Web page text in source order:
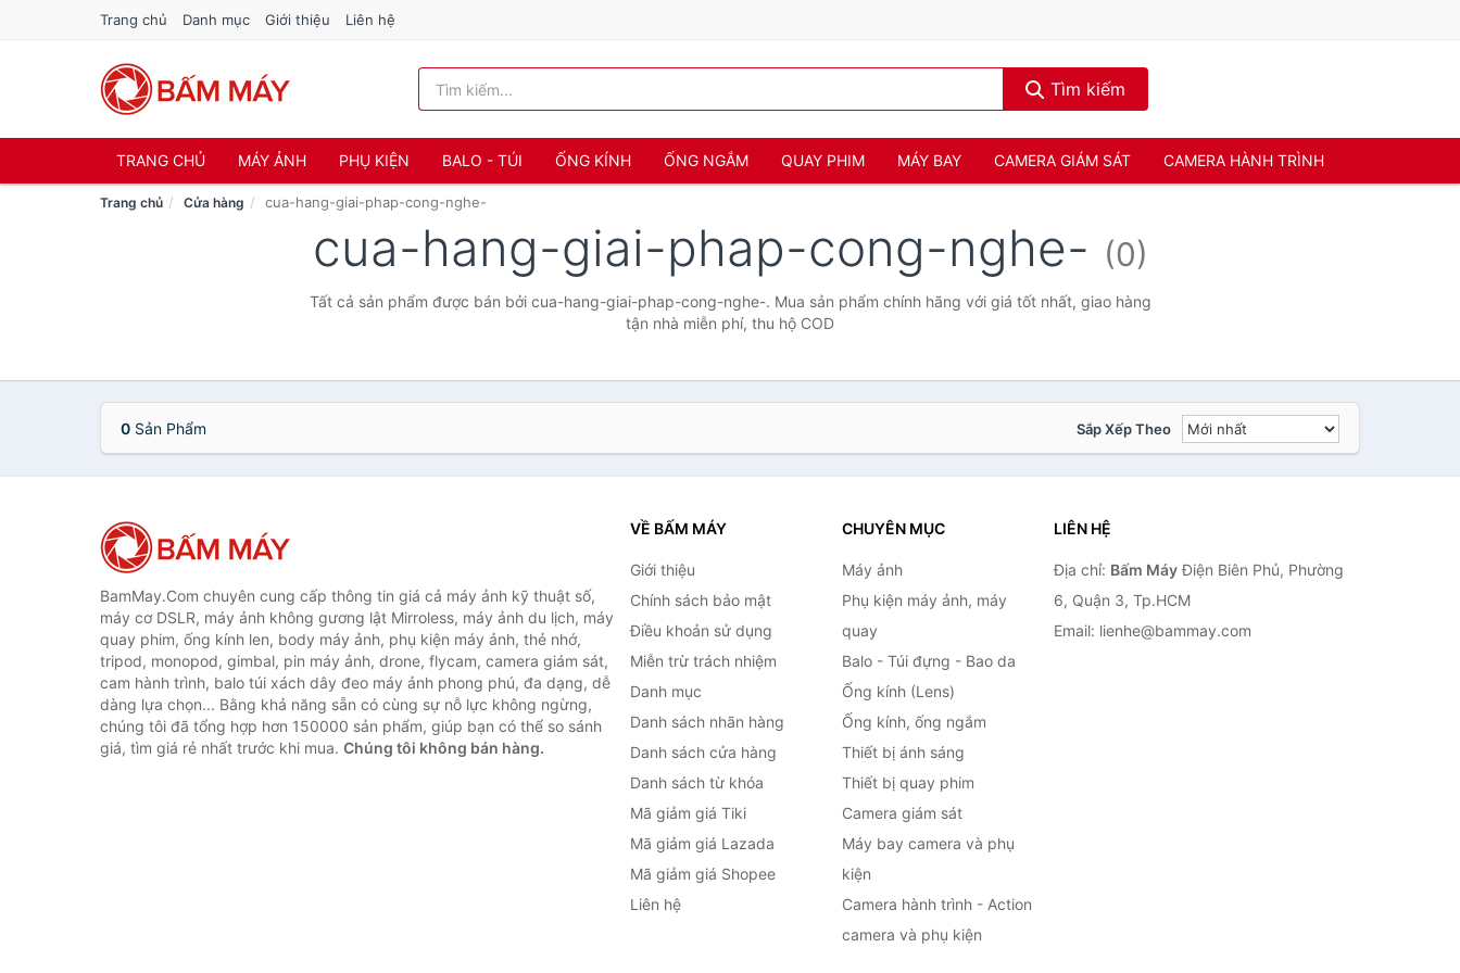
Trang chủ Danh mục Giới thiệu Liên hệ
Tìm kiếm
TRANG CHỦ MÁY ẢNH PHỤ KIỆN BALO - TÚI ỐNG KÍNH ỐNG NGẮM QUAY PHIM MÁY BAY CAMERA GIÁM SÁT CAMERA HÀNH TRÌNH
Trang chủ Cửa hàng cua-hang-giai-phap-cong-nghe-
cua-hang-giai-phap-cong-nghe- (0)
Tất cả sản phẩm được bán bởi cua-hang-giai-phap-cong-nghe-. Mua sản phẩm chính hãng với giá tốt nhất, giao hàng
tận nhà miễn phí, thu hộ COD
0 Sản Phẩm Sắp Xếp Theo
BamMay.Com chuyên cung cấp thông tin giá cả máy ảnh kỹ thuật số,
máy cơ DSLR, máy ảnh không gương lật Mirroless, máy ảnh du lịch, máy
quay phim, ống kính len, body máy ảnh, phụ kiện máy ảnh, thẻ nhớ,
tripod, monopod, gimbal, pin máy ảnh, drone, flycam, camera giám sát,
cam hành trình, balo túi xách dây đeo máy ảnh phong phú, đa dạng, dễ
dàng lựa chọn... Bằng khả năng sẵn có cùng sự nỗ lực không ngừng,
chúng tôi đã tổng hợp hơn 150000 sản phẩm, giúp bạn có thể so sánh
giá, tìm giá rẻ nhất trước khi mua. Chúng tôi không bán hàng.
VỀ BẤM MÁY
Giới thiệu
Chính sách bảo mật
Điều khoản sử dụng
Miễn trừ trách nhiệm
Danh mục
Danh sách nhãn hàng
Danh sách cửa hàng
Danh sách từ khóa
Mã giảm giá Tiki
Mã giảm giá Lazada
Mã giảm giá Shopee
Liên hệ
CHUYÊN MỤC
Máy ảnh
Phụ kiện máy ảnh, máy
quay
Balo - Túi đựng - Bao da
Ống kính (Lens)
Ống kính, ống ngắm
Thiết bị ánh sáng
Thiết bị quay phim
Camera giám sát
Máy bay camera và phụ
kiện
Camera hành trình - Action
camera và phụ kiện
LIÊN HỆ
Địa chỉ: Bấm MáyĐiện Biên Phủ, Phường
6, Quận 3, Tp.HCM
Email: lienhe@bammay.com